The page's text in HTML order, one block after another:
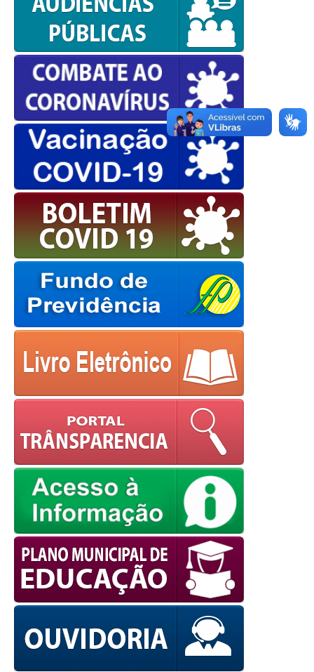
OK
European Commission |
Cookies Policy